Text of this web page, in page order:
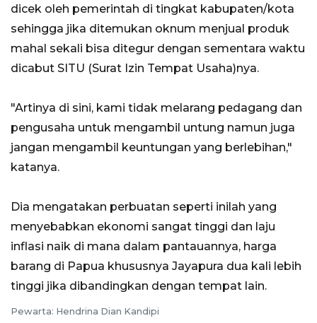
dicek oleh pemerintah di tingkat kabupaten/kota
sehingga jika ditemukan oknum menjual produk
mahal sekali bisa ditegur dengan sementara waktu
dicabut SITU (Surat Izin Tempat Usaha)nya.
"Artinya di sini, kami tidak melarang pedagang dan
pengusaha untuk mengambil untung namun juga
jangan mengambil keuntungan yang berlebihan,"
katanya.
Dia mengatakan perbuatan seperti inilah yang
menyebabkan ekonomi sangat tinggi dan laju
inflasi naik di mana dalam pantauannya, harga
barang di Papua khususnya Jayapura dua kali lebih
tinggi jika dibandingkan dengan tempat lain.
Pewarta: Hendrina Dian Kandipi